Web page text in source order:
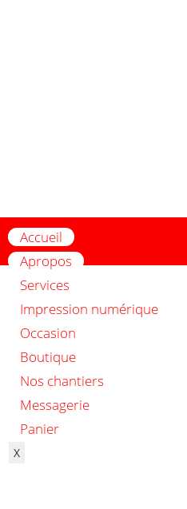
Accueil
Apropos
Services
Impression numérique
Occasion
Boutique
Nos chantiers
Messagerie
Panier
X